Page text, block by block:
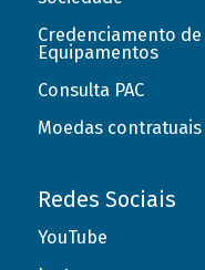
Credenciamento de
Equipamentos
Consulta PAC
Moedas contratuais
Redes Sociais
YouTube